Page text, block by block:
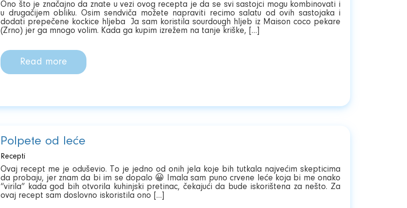
Ono što je značajno da znate u vezi ovog recepta je da se svi sastojci mogu kombinovati i
u drugačijem obliku. Osim sendviča možete napraviti recimo salatu od ovih sastojaka i
dodati prepečene kockice hljeba Ja sam koristila sourdough hljeb iz Maison coco pekare
(Zrno) jer ga mnogo volim. Kada ga kupim izrežem na tanje kriške, […]
Read more
Polpete od leće
Recepti
Ovaj recept me je oduševio. To je jedno od onih jela koje bih tutkala najvećim skepticima
da probaju, jer znam da bi im se dopalo 😀 Imala sam puno crvene leće koja bi me onako
“virila” kada god bih otvorila kuhinjski pretinac, čekajući da bude iskorištena za nešto. Za
ovaj recept sam doslovno iskoristila ono […]